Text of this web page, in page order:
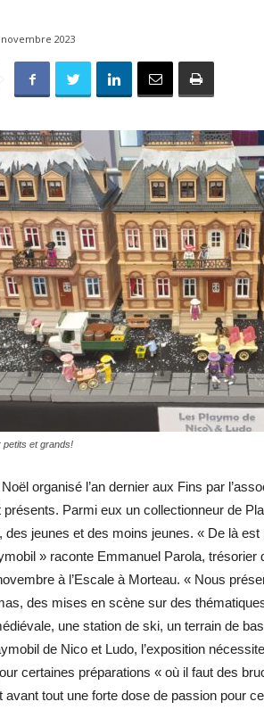
2023
petits et grands!
organisé l’an dernier aux Fins par
présents. Parmi eux un collectionneur de
des jeunes et des moins jeunes. « De là est
» raconte Emmanuel Parola, trésorier
à l’Escale à Morteau. « Nous
des mises en scène sur des
une station de ski, un terrain de
de Nico et Ludo, l’exposition
certaines préparations « où il faut des
avant tout une forte dose de passion pour